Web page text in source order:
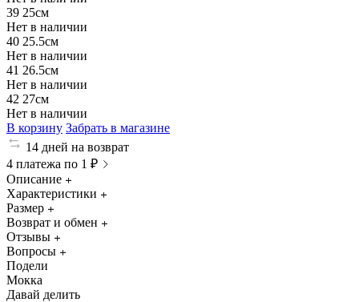
39 25см
Нет в наличии
40 25.5см
Нет в наличии
41 26.5см
Нет в наличии
42 27см
Нет в наличии
В корзину Забрать в магазине
14 дней на возврат
4 платежа по 1 ₽
Описание
Характеристики
Размер
Возврат и обмен
Отзывы
Вопросы
Подели
Мокка
Давай делить